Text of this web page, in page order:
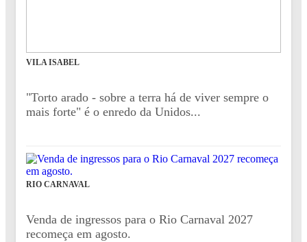
VILA ISABEL
"Torto arado - sobre a terra há de viver sempre o
mais forte" é o enredo da Unidos...
RIO CARNAVAL
Venda de ingressos para o Rio Carnaval 2027
recomeça em agosto.